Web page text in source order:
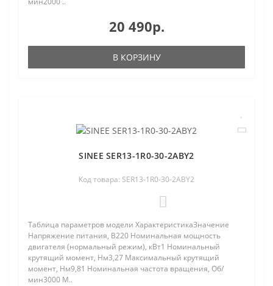
20 490р.
В КОРЗИНУ
SINEE SER13-1R0-30-2ABY2
Код товара: SER13-1R0-30-2ABY2
Таблица параметров модели ХарактеристикаЗначение
Напряжение питания, В220 Номинальная мощность
двигателя (нормальный режим), кВт1 Номинальный
крутящий момент, Нм3,27 Максимальный крутящий
момент, Нм9,81 Номинальная частота вращения, Об/
мин3000 М..